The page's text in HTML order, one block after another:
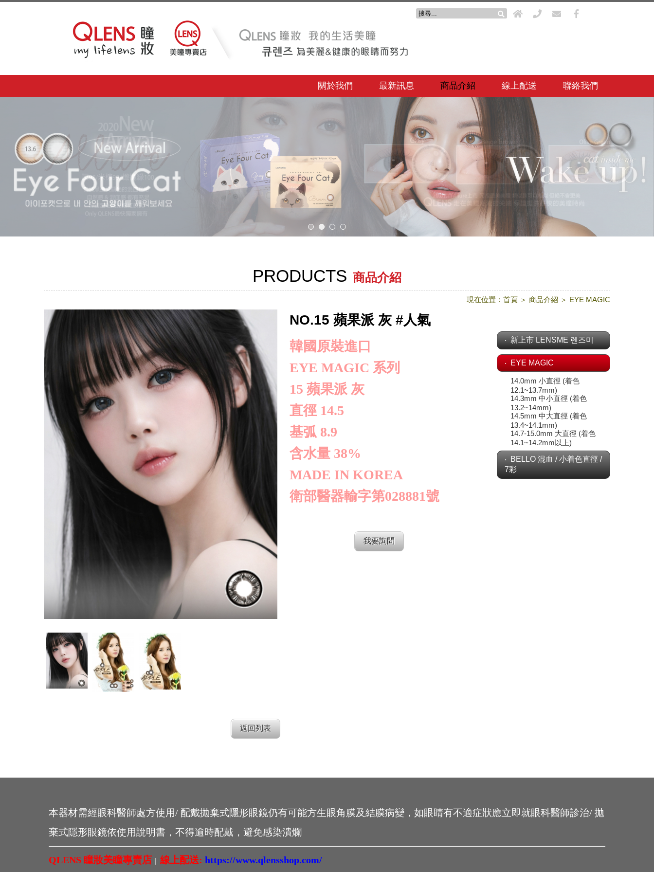
關於我們 最新訊息 商品介紹 線上配送 聯絡我們
PRODUCTS 商品介紹
現在位置： 首頁 ＞ 商品介紹 ＞ EYE MAGIC
NO.15 蘋果派 灰 #人氣
韓國原裝進口
EYE MAGIC 系列
15 蘋果派 灰
直徑 14.5
基弧 8.9
含水量 38%
MADE IN KOREA
衛部醫器輸字第028881號
我要詢問
返回列表
新上市 LENSME 렌즈미
EYE MAGIC
14.0mm 小直徑 (着色
12.1~13.7mm)
14.3mm 中小直徑 (着色
13.2~14mm)
14.5mm 中大直徑 (着色
13.4~14.1mm)
14.7-15.0mm 大直徑 (着色
14.1~14.2mm以上)
BELLO 混血 / 小着色直徑 /
7彩
本器材需經眼科醫師處方使用/ 配戴拋棄式隱形眼鏡仍有可能方生眼角膜及結膜病變，如眼睛有不適症狀應立即就眼科醫師診治/ 拋
棄式隱形眼鏡依使用說明書，不得逾時配戴，避免感染潰爛
QLENS 瞳妝美瞳專賣店 | 線上配送: https://www.qlensshop.com/